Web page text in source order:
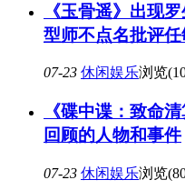
《玉骨遥》出现
型师不点名批评任
07-23 休闲娱乐浏览
《碟中谍：致命
回顾的人物和事件
07-23 休闲娱乐浏览